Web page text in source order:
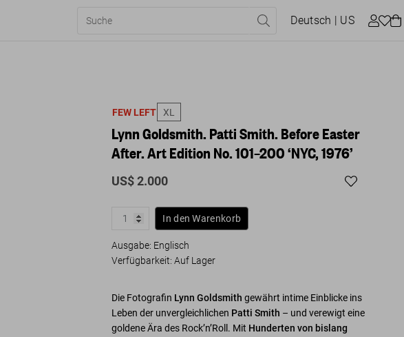
Deutsch | US
FEW LEFT XL
Lynn Goldsmith. Patti Smith. Before Easter
After. Art Edition No. 101–200 ‘NYC, 1976’
US$ 2.000
In den Warenkorb
Ausgabe: Englisch
Verfügbarkeit:Auf Lager
Die Fotografin Lynn Goldsmith gewährt intime Einblicke ins
Leben der unvergleichlichen Patti Smith – und verewigt eine
goldene Ära des Rock’n’Roll. Mit Hunderten von bislang